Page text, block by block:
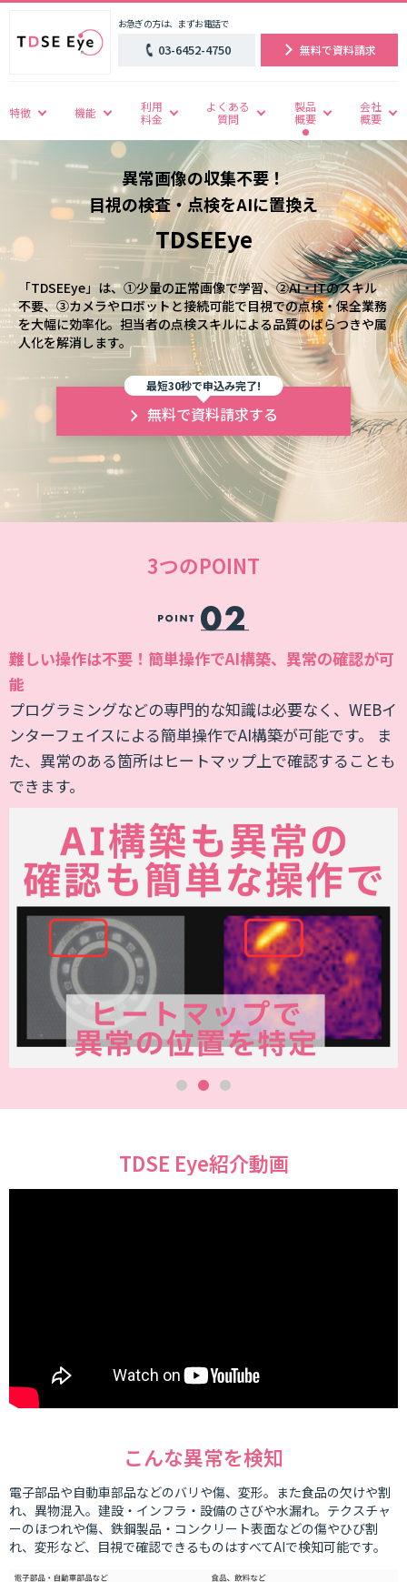
特徴 機能
利用
料金
よくある
質問
製品
概要
会社
概要
お急ぎの方は、まずお電話で
03-6452-4750 無料で資料請求
異常画像の収集不要！
目視の検査・点検をAIに置換え
TDSEEye
「TDSEEye」は、①少量の正常画像で学習、②AI・ITのスキル
不要、③カメラやロボットと接続可能で目視での点検・保全業務
を大幅に効率化。担当者の点検スキルによる品質のばらつきや属
人化を解消します。
最短30秒で申込み完了!
無料で資料請求する
3つのPOINT
難しい操作は不要！簡単操作でAI構築、異常の確認が可
能
プログラミングなどの専門的な知識は必要なく、WEBイ
ンターフェイスによる簡単操作でAI構築が可能です。 ま
た、異常のある箇所はヒートマップ上で確認することも
できます。
TDSE Eye紹介動画
こんな異常を検知
電子部品や自動車部品などのバリや傷、変形。また食品の欠けや割
れ、異物混入。建設・インフラ・設備のさびや水漏れ。テクスチャ
ーのほつれや傷、鉄鋼製品・コンクリート表面などの傷やひび割
れ、変形など、目視で確認できるものはすべてAIで検知可能です。